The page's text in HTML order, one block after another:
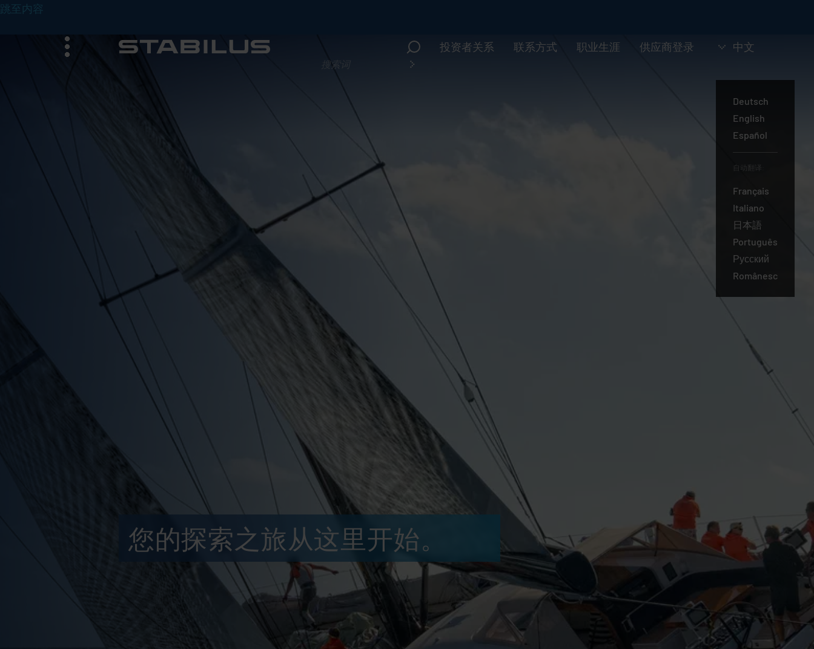
跳至内容
您
投资者关系 联系方式 职业生涯 供应商登录 中文
Deutsch
English
中
文
Español
自动翻译:
Français
Italiano
日本語
Português
Русский
Românesc
您的探索之旅从这里开始。